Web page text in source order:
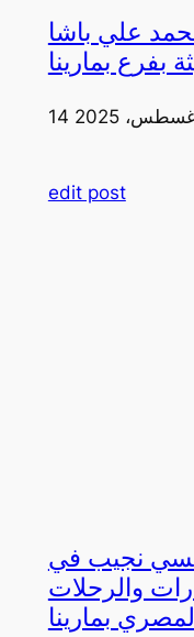
علي باشا
بمارينا
أغسطس، 2025
edit post
نجيب في
والرحلات
بمارينا